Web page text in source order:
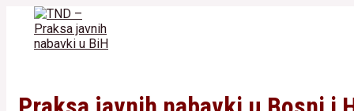
content